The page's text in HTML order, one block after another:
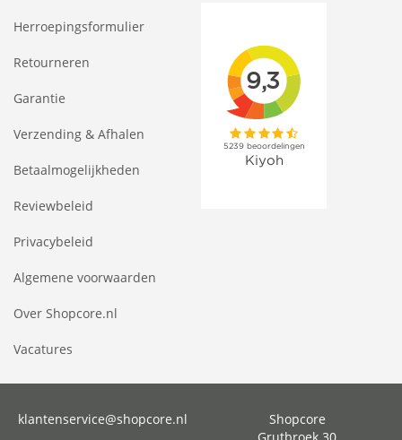
Herroepingsformulier
Retourneren
Garantie
Verzending & Afhalen
Betaalmogelijkheden
Reviewbeleid
Privacybeleid
Algemene voorwaarden
Over Shopcore.nl
Vacatures
klantenservice@shopcore.nl
Shopcore